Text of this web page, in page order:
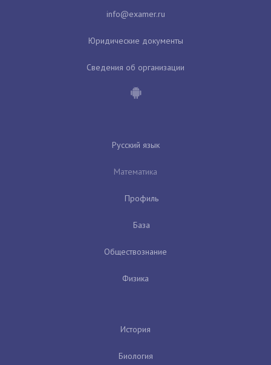
Юридические документы
Сведения об организации
Русский язык
Математика
Профиль
База
Обществознание
Физика
История
Биология